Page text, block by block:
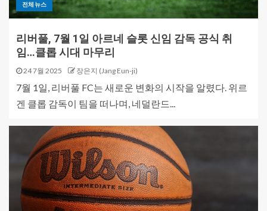
전체뉴스
리버풀, 7월 1일 아르네 슬롯 신임 감독 공식 취
임…클롭 시대 마무리
24 7월 2025 장은지 (Jang Eun-ji)
7월 1일, 리버풀 FC는 새로운 변화의 시작을 알렸다. 위르
겐 클롭 감독이 팀을 떠나며, 네덜란드...